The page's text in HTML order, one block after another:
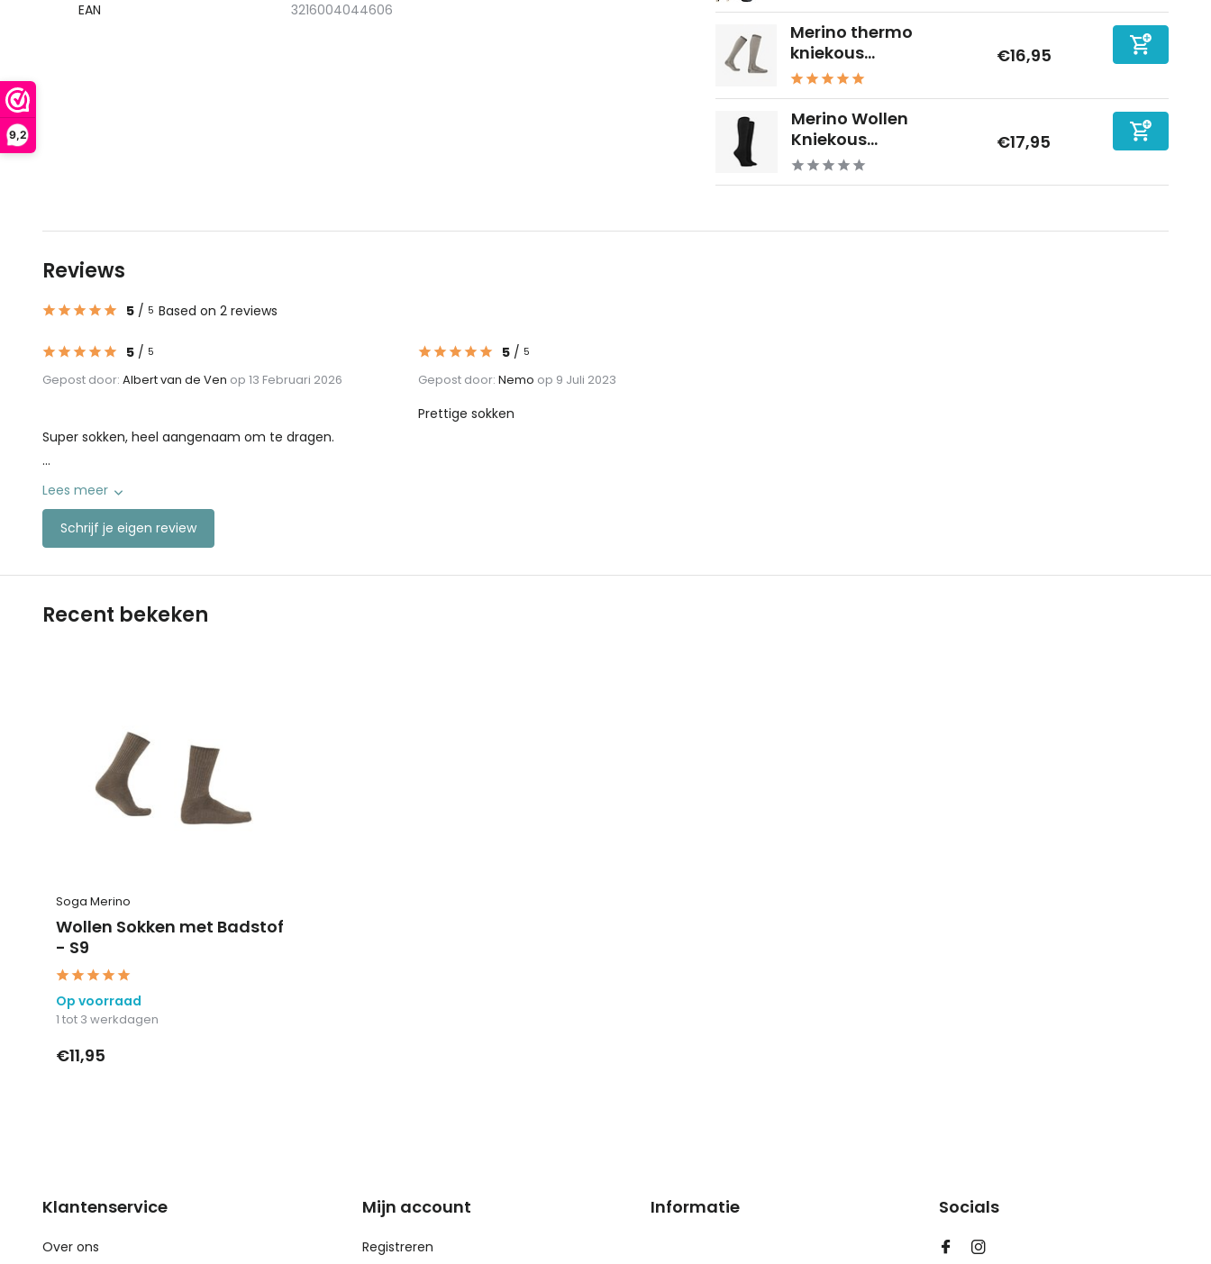
9,2
EAN 3216004044606
Merino thermo
kniekous...
€16,95
Merino Wollen
Kniekous...
€17,95
Reviews
5 / 5 Based on 2 reviews
5 / 5
Gepost door: Albert van de Ven op 13 Februari 2026
Super sokken, heel aangenaam om te dragen.
...
Lees meer
5/ 5
Gepost door: Nemo op 9 Juli 2023
Prettige sokken
Schrijf je eigen review
Recent bekeken
Soga Merino
Wollen Sokken met Badstof
- S9
Op voorraad
1 tot 3 werkdagen
€11,95
Klantenservice
Over ons
Mijn account
Registreren
Informatie Socials